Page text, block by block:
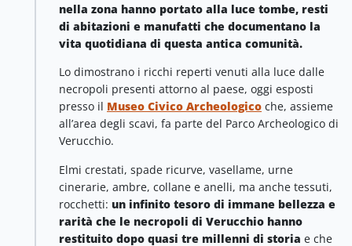
nella zona hanno portato alla luce tombe, resti
di abitazioni e manufatti che documentano la
vita quotidiana di questa antica comunità.
Lo dimostrano i ricchi reperti venuti alla luce dalle
necropoli presenti attorno al paese, oggi esposti
presso il Museo Civico Archeologico che, assieme
all’area degli scavi, fa parte del Parco Archeologico di
Verucchio.
Elmi crestati, spade ricurve, vasellame, urne
cinerarie, ambre, collane e anelli, ma anche tessuti,
rocchetti: un infinito tesoro di immane bellezza e
rarità che le necropoli di Verucchio hanno
restituito dopo quasi tre millenni di storia e che